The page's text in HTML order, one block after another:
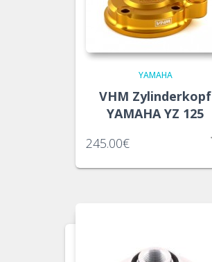
YAMAHA
VHM Zylinderkopf
YAMAHA YZ 125
245.00€